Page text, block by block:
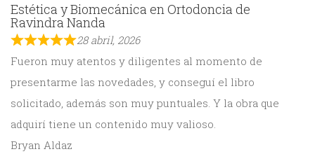
Estética y Biomecánica en Ortodoncia de
Ravindra Nanda
28 abril, 2026
Fueron muy atentos y diligentes al momento de
presentarme las novedades, y conseguí el libro
solicitado, además son muy puntuales. Y la obra que
adquirí tiene un contenido muy valioso.
Bryan Aldaz